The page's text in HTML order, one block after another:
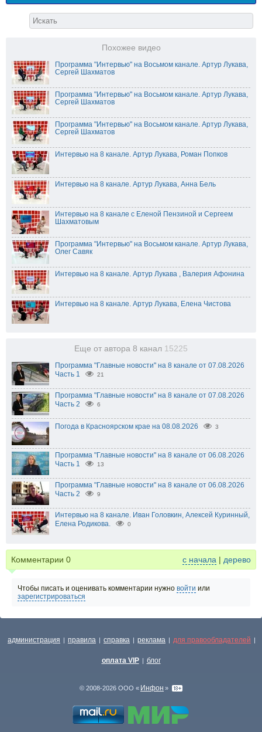
Похожее видео
Программа "Интервью" на Восьмом канале. Артур Лукава,
Сергей Шахматов
Программа "Интервью" на Восьмом канале. Артур Лукава,
Сергей Шахматов
Программа "Интервью" на Восьмом канале. Артур Лукава,
Сергей Шахматов
Интервью на 8 канале. Артур Лукава, Роман Попков
Интервью на 8 канале. Артур Лукава, Анна Бель
Интервью на 8 канале с Еленой Пензиной и Сергеем
Шахматовым
Программа "Интервью" на Восьмом канале. Артур Лукава,
Олег Савяк
Интервью на 8 канале. Артур Лукава , Валерия Афонина
Интервью на 8 канале. Артур Лукава, Елена Чистова
Еще от автора 8 канал 15225
Программа "Главные новости" на 8 канале от 07.08.2026
Часть 1
21
Программа "Главные новости" на 8 канале от 07.08.2026
Часть 2
6
Погода в Красноярском крае на 08.08.2026 3
Программа "Главные новости" на 8 канале от 06.08.2026
Часть 1
13
Программа "Главные новости" на 8 канале от 06.08.2026
Часть 2
9
Интервью на 8 канале. Иван Головкин, Алексей Куринный,
Елена Родикова.
0
Комментарии 0 с начала | дерево
Чтобы писать и оценивать комментарии нужно войти или
зарегистрироваться
администрация | правила | справка | реклама | для правообладателей |
оплата VIP | блог
© 2008-2026 ООО « Инфон »